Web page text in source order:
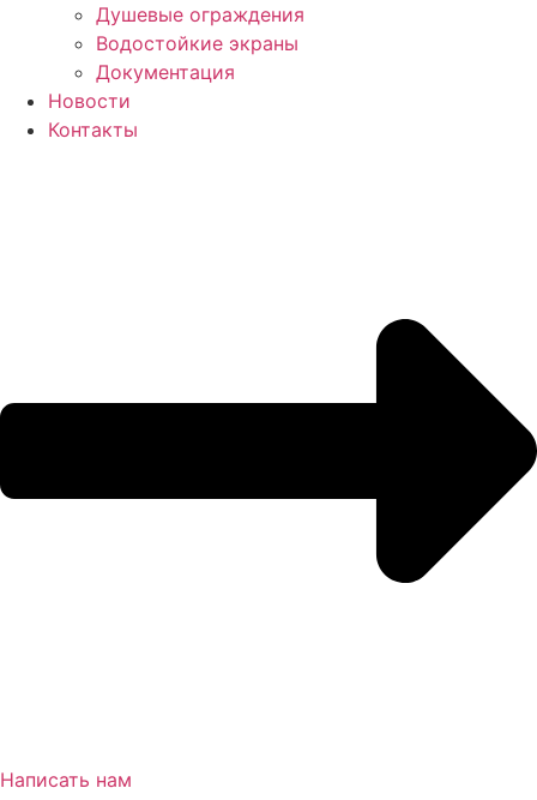
Душевые ограждения
Водостойкие экраны
Документация
Новости
Контакты
Написать нам